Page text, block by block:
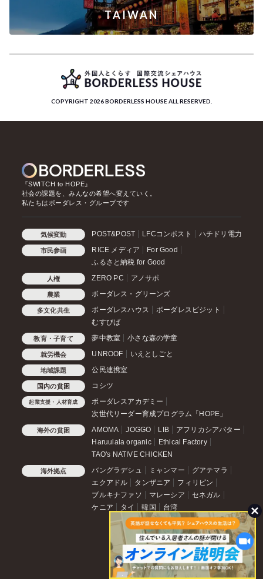
TAIWAN
COPYRIGHT 2026 BORDERLESS HOUSE ALL RESERVED.
『SWITCH to HOPE』
社会の課題を、みんなの希望へ変えていく。
私たちはボーダレス・グループです
気候変動 POST&POST LFCコンポスト ハチドリ電力
市民参画 RICE メディア
For Good
ふるさと納税 for Good
人権 ZERO PC アノサポ
農業 ボーダレス・グリーンズ
多文化共生 ボーダレスハウス
ボーダレスビジット
むすびば
教育・子育て 夢中教室 小さな森の学童
就労機会 UNROOF いえとしごと
地域課題 公民連携室
国内の貧困 コシツ
起業支援・人材育成
ボーダレスアカデミー
次世代リーダー育成プログラム「HOPE」
海外の貧困 AMOMA JOGGO LIB
アフリカシアバター
Haruulala organic
Ethical Factory
TAO's NATIVE CHICKEN
海外拠点 バングラデシュ ミャンマー
グアテマラ
エクアドル
タンザニア
フィリピン
ブルキナファソ
マレーシア
セネガル
ケニア
タイ 韓国 台湾